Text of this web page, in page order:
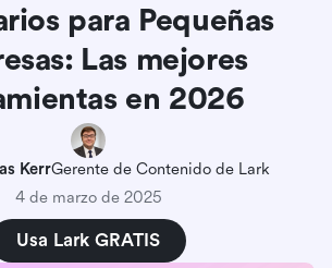
para Pequeñas
Las mejores
en 2026
KerrGerente de Contenido de Lark
4 de marzo de 2025
Usa Lark GRATIS